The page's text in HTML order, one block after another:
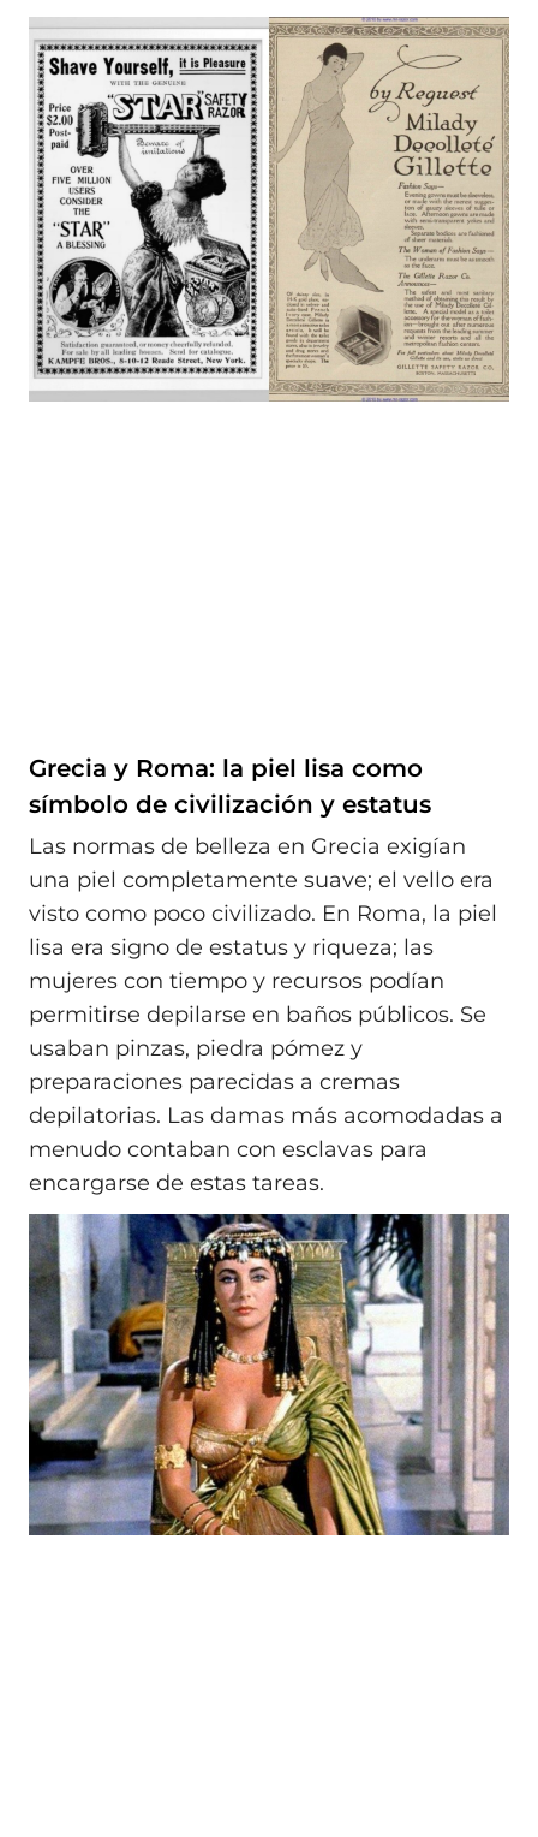
Grecia y Roma: la piel lisa como
símbolo de civilización y estatus
Las normas de belleza en Grecia exigían
una piel completamente suave; el vello era
visto como poco civilizado. En Roma, la piel
lisa era signo de estatus y riqueza; las
mujeres con tiempo y recursos podían
permitirse depilarse en baños públicos. Se
usaban pinzas, piedra pómez y
preparaciones parecidas a cremas
depilatorias. Las damas más acomodadas a
menudo contaban con esclavas para
encargarse de estas tareas.